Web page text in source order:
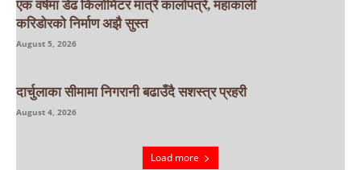
एक वर्षमा डेढ किलोमिटर मात्रै कालोपत्रे, महाकाली
करिडोरको निर्माण अझै सुस्त
August 5, 2026
दार्चुलाका सीमामा निगरानी बढाउँदै सशस्त्र प्रहरी
August 4, 2026
Load more